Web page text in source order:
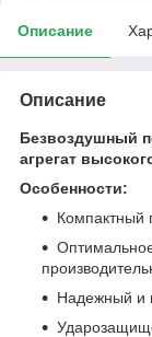
Описание
Описание
Безвоздушный
агрегат
Особенности:
Компактный
Надежный и